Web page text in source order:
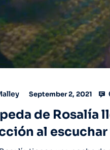
September 2, 2021
de Rosalía
al escuchar